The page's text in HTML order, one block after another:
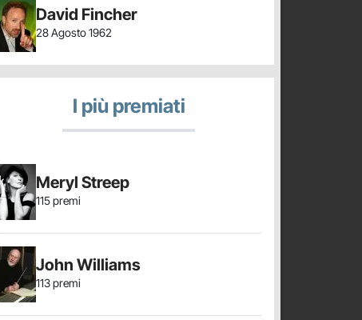
David Fincher
28 Agosto 1962
I più premiati
Meryl Streep
115 premi
John Williams
113 premi